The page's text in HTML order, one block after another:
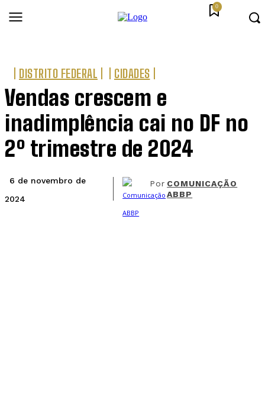
0
DISTRITO FEDERAL CIDADES
Vendas crescem e
inadimplência cai no DF no
2º trimestre de 2024
6 de novembro de
2024
Por COMUNICAÇÃO
ABBP